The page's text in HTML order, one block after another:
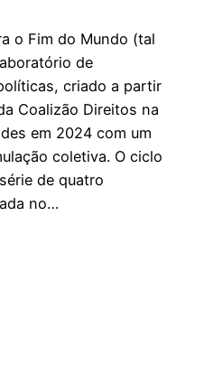
o Fim do Mundo (tal
de
criado a partir
Coalizão Direitos na
em 2024 com um
coletiva. O ciclo
de quatro
no…